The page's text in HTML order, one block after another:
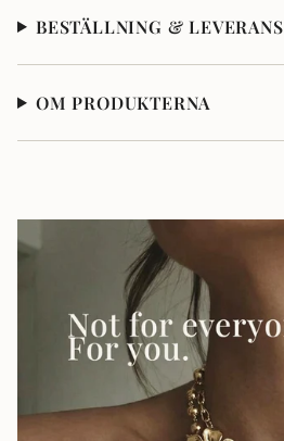
BESTÄLLNING & LEVERANS
OM PRODUKTERNA